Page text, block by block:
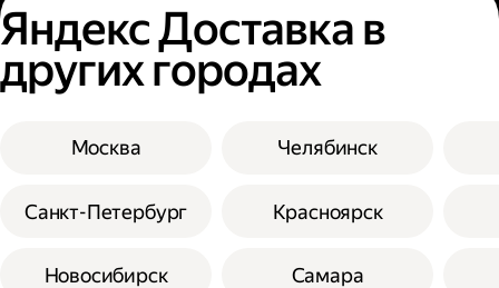
Яндекс Доставка в
других городах
Москва
Санкт-Петербург
Новосибирск
Челябинск
Красноярск
Самара